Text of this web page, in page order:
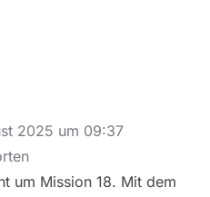
2025 um 09:37
um Mission 18. Mit dem